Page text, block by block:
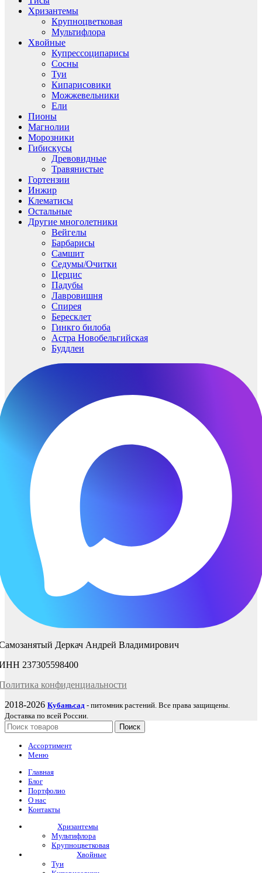
Хризантемы
Крупноцветковая
Мультифлора
Хвойные
Купрессоципарисы
Сосны
Туи
Кипарисовики
Можжевельники
Ели
Пионы
Магнолии
Морозники
Гибискусы
Древовидные
Травянистые
Гортензии
Инжир
Клематисы
Остальные
Другие многолетники
Вейгелы
Барбарисы
Самшит
Седумы/Очитки
Церцис
Падубы
Лавровишня
Спирея
Бересклет
Гинкго билоба
Астра Новобельгийская
Буддлеи
Деркач Андрей Владимирович
237305598400
конфиденциальности
2018-2026 Кубаньсад - питомник растений. Все права защищены.
Доставка по всей России.
Поиск
Ассортимент
Меню
Главная
Блог
Портфолио
О нас
Контакты
Хризантемы
Мультифлора
Крупноцветковая
Хвойные
Туи